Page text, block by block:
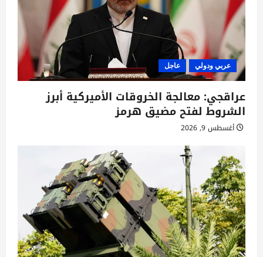
عربي ودولي عاجل
عراقجي: معالجة الخروقات الأميركية أبرز
الشروط لفتح مضيق هرمز
أغسطس 9, 2026